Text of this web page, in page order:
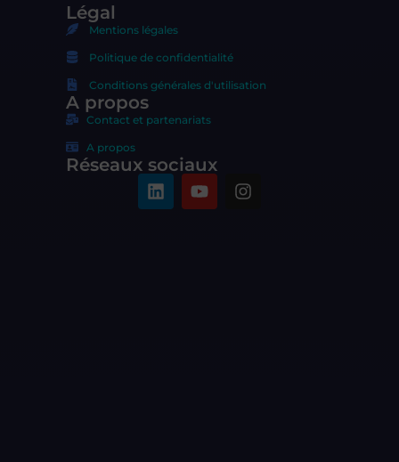
Légal
Mentions légales
Politique de confidentialité
Conditions générales d'utilisation
A propos
Contact et partenariats
A propos
Réseaux sociaux